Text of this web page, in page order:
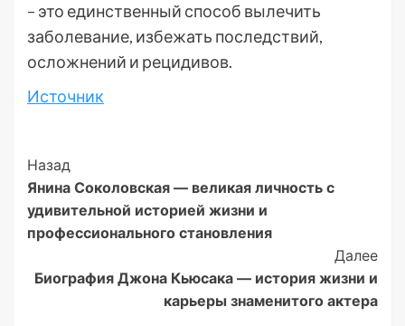
– это единственный способ вылечить
заболевание, избежать последствий,
осложнений и рецидивов.
Источник
Post
Navigation
Назад
Янина Соколовская — великая личность с
удивительной историей жизни и
профессионального становления
Далее
Биография Джона Кьюсака — история жизни и
карьеры знаменитого актера